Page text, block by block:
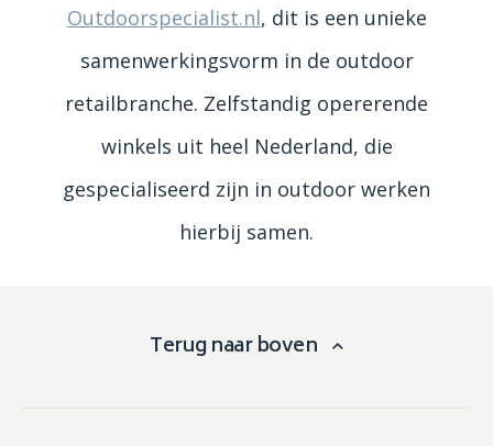
Outdoorspecialist.nl, dit is een unieke
samenwerkingsvorm in de outdoor
retailbranche. Zelfstandig opererende
winkels uit heel Nederland, die
gespecialiseerd zijn in outdoor werken
hierbij samen.
Terug naar boven